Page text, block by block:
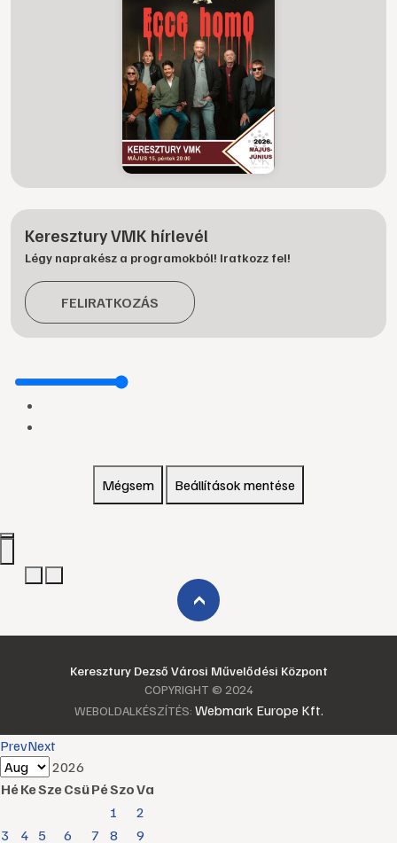
Keresztury VMK hírlevél
Légy naprakész a programokból! Iratkozz fel!
FELIRATKOZÁS
Mégsem Beállítások mentése
›
Keresztury Dezső Városi Művelődési Központ
COPYRIGHT © 2024
WEBOLDALKÉSZÍTÉS: Webmark Europe Kft.
PrevNext
2026
HéKeSzeCsüPéSzoVa
1
2
3
4 5 6 7 8 9